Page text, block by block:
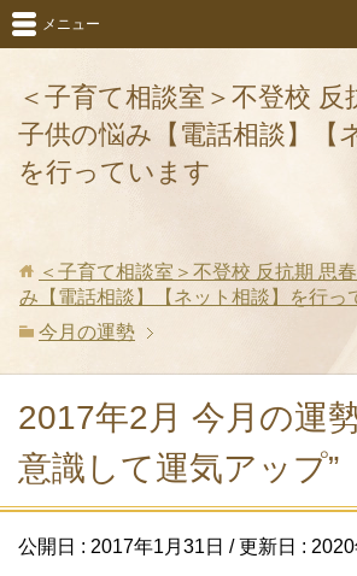
＜子育て相談室＞不登校 反
子供の悩み【電話相談】【
を行っています
メニュー
＜子育て相談室＞不登校 反抗期 思
み【電話相談】【ネット相談】を行っ
今月の運勢
2017年2月 今月の運
意識して運気アップ”
公開日 : 2017年1月31日 / 更新日 :